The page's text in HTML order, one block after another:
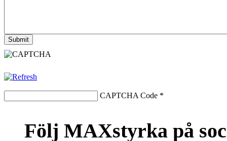
CAPTCHA Code *
Följ MAXstyrka på